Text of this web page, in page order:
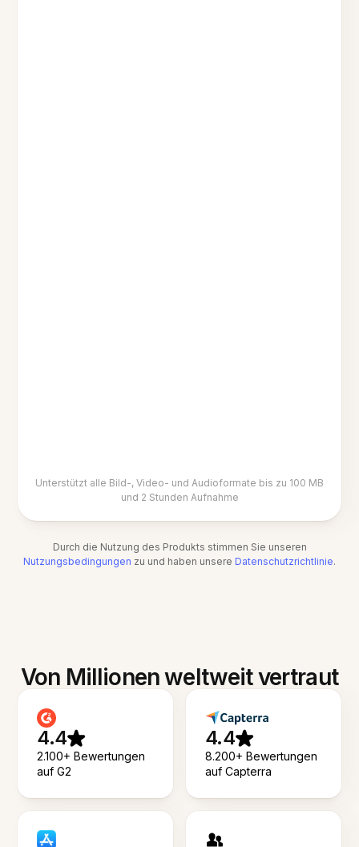
Unterstützt alle Bild-, Video- und Audioformate bis zu 100 MB
und 2 Stunden Aufnahme
Durch die Nutzung des Produkts stimmen Sie unseren
Nutzungsbedingungen zu und haben unsere Datenschutzrichtlinie.
Von Millionen weltweit vertraut
4.4
2.100+ Bewertungen
auf G2
4.4
8.200+ Bewertungen
auf Capterra